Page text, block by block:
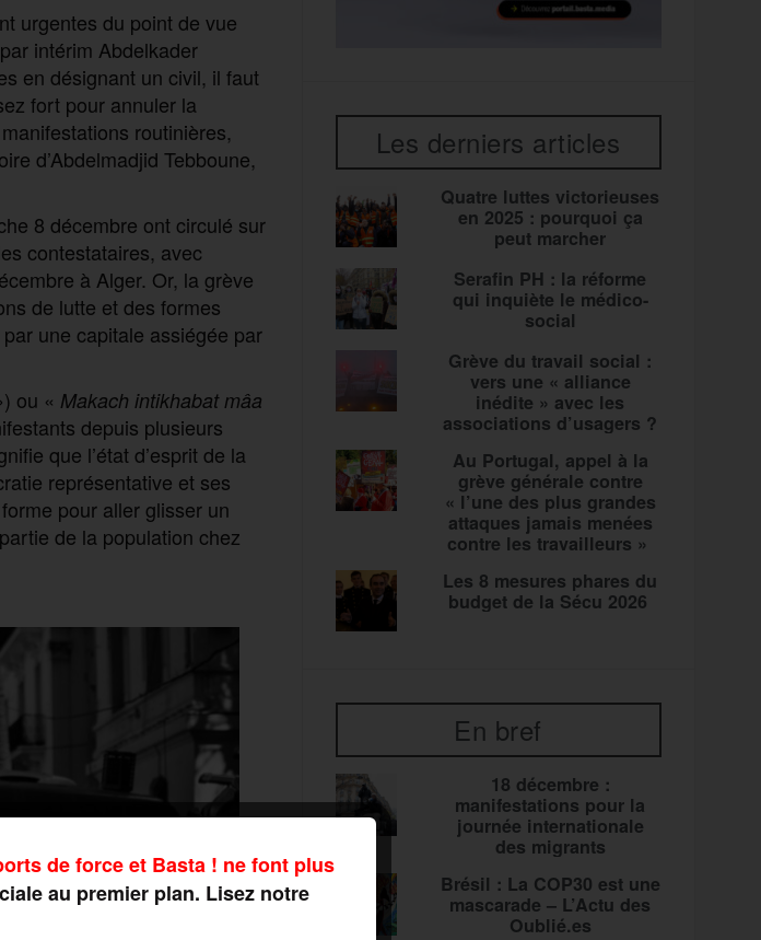
urgentes du point de vue
intérim Abdelkader
en désignant un civil, il faut
fort pour annuler la
routinières,
d’Abdelmadjid Tebboune,
8 décembre ont circulé sur
contestataires, avec
à Alger. Or, la grève
de lutte et des formes
une capitale assiégée par
ou « Makach intikhabat mâa
depuis plusieurs
que l’état d’esprit de la
représentative et ses
pour aller glisser un
de la population chez
Les derniers articles
Quatre luttes victorieuses
en 2025 : pourquoi ça
peut marcher
Serafin PH : la réforme
qui inquiète le médico-
social
Grève du travail social :
vers une « alliance
inédite » avec les
associations d’usagers ?
Au Portugal, appel à la
grève générale contre
« l’une des plus grandes
attaques jamais menées
contre les travailleurs »
Les 8 mesures phares du
budget de la Sécu 2026
En bref
18 décembre :
manifestations pour la
journée internationale
des migrants
Brésil : La COP30 est une
mascarade – L’Actu des
Oublié.es
de force et Basta ! ne font plus
au premier plan. Lisez notre